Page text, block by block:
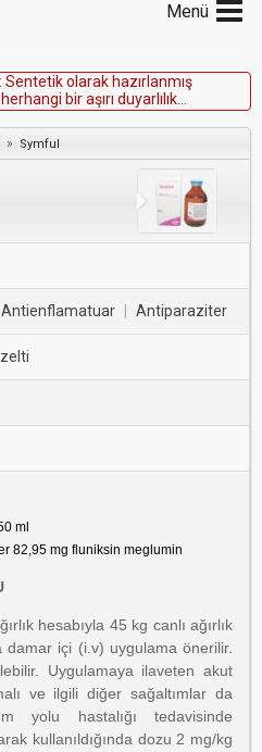
Menü
: Sentetiko arak hazıranmış
herhangi biraşırı duyarı ık
anedenolmamalıdır.
» Symful
Antienflamatuar Antiparaziter
ml
82,95 mg fluniksin meglumin
hesabıyla 45 kg canlı ağırlık
damar içi (i.v) uygulama önerilir.
Uygulamaya ilaveten akut
ve ilgili diğer sağaltımlar da
yolu hastalığı tedavisinde
kullanıldığında dozu 2 mg/kg